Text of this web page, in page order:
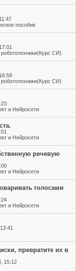
пособие
СИ)
СИ)
и Нейросети
и Нейросети
речевую
и Нейросети
голосами
и Нейросети
превратите их в
15:12